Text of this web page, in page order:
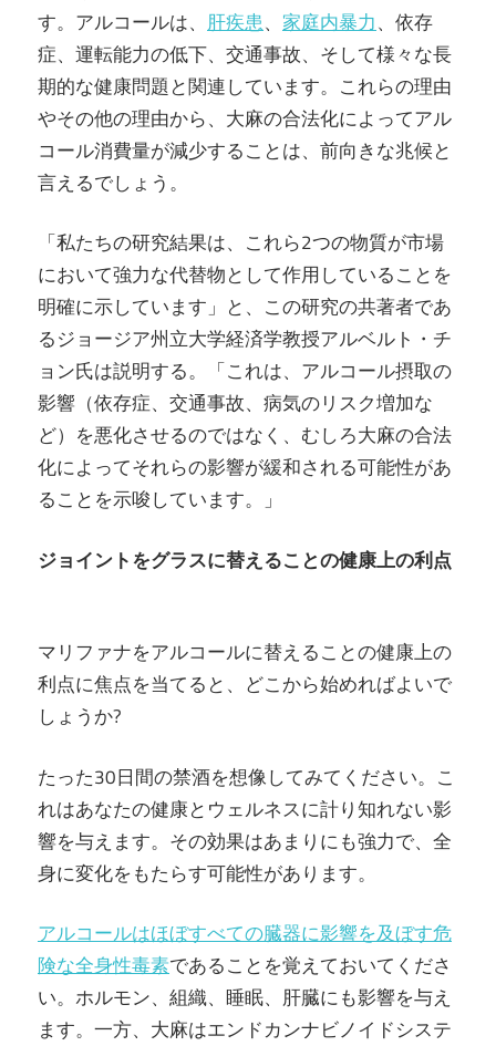
す。アルコールは、 肝疾患、 家庭内暴力、依存
症、運転能力の低下、交通事故、そして様々な長
期的な健康問題と関連しています。これらの理由
やその他の理由から、大麻の合法化によってアル
コール消費量が減少することは、前向きな兆候と
言えるでしょう。
「私たちの研究結果は、これら2つの物質が市場
において強力な代替物として作用していることを
明確に示しています」と、この研究の共著者であ
るジョージア州立大学経済学教授アルベルト・チ
ョン氏は説明する。「これは、アルコール摂取の
影響（依存症、交通事故、病気のリスク増加な
ど）を悪化させるのではなく、むしろ大麻の合法
化によってそれらの影響が緩和される可能性があ
ることを示唆しています。」
ジョイントをグラスに替えることの健康上の利点
マリファナをアルコールに替えることの健康上の
利点に焦点を当てると、どこから始めればよいで
しょうか?
たった30日間の禁酒を想像してみてください。こ
れはあなたの健康とウェルネスに計り知れない影
響を与えます。その効果はあまりにも強力で、全
身に変化をもたらす可能性があります。
アルコールはほぼすべての臓器に影響を及ぼす危
険な全身性毒素であることを覚えておいてくださ
い。ホルモン、組織、睡眠、肝臓にも影響を与え
ます。一方、大麻はエンドカンナビノイドシステ